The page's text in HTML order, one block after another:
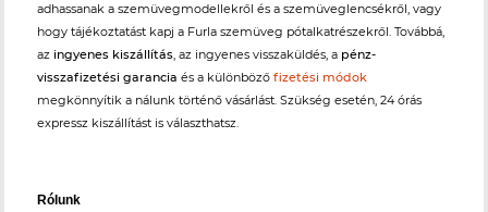
adhassanak a szemüvegmodellekről és a szemüveglencsékről, vagy
hogy tájékoztatást kapj a Furla szemüveg pótalkatrészekről. Továbbá,
az ingyenes kiszállítás, az ingyenes visszaküldés, a pénz-
visszafizetési garancia és a különböző fizetési módok
megkönnyítik a nálunk történő vásárlást. Szükség esetén, 24 órás
expressz kiszállítást is választhatsz.
Rólunk